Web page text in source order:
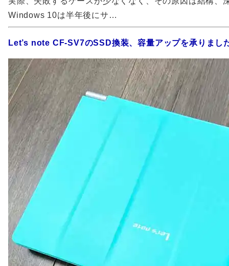
Windows 10は半年後にサ…
Let’s note CF-SV7のSSD換装、容量アップを承りまし